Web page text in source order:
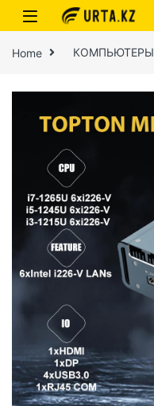
Home КОМПЬЮТЕРЫ